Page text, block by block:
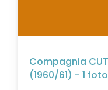
Compagnia
(1960/61) - 1